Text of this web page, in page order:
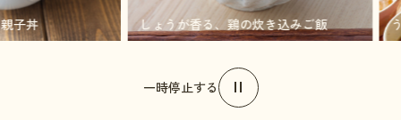
ろ親子丼 しょうが香る、鶏の炊き込みご飯
一時停止する